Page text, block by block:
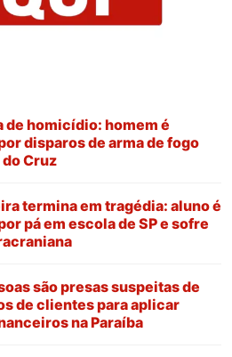
de homicídio: homem é
disparos de arma de fogo
Cruz
termina em tragédia: aluno é
pá em escola de SP e sofre
são presas suspeitas de
de clientes para aplicar
na Paraíba